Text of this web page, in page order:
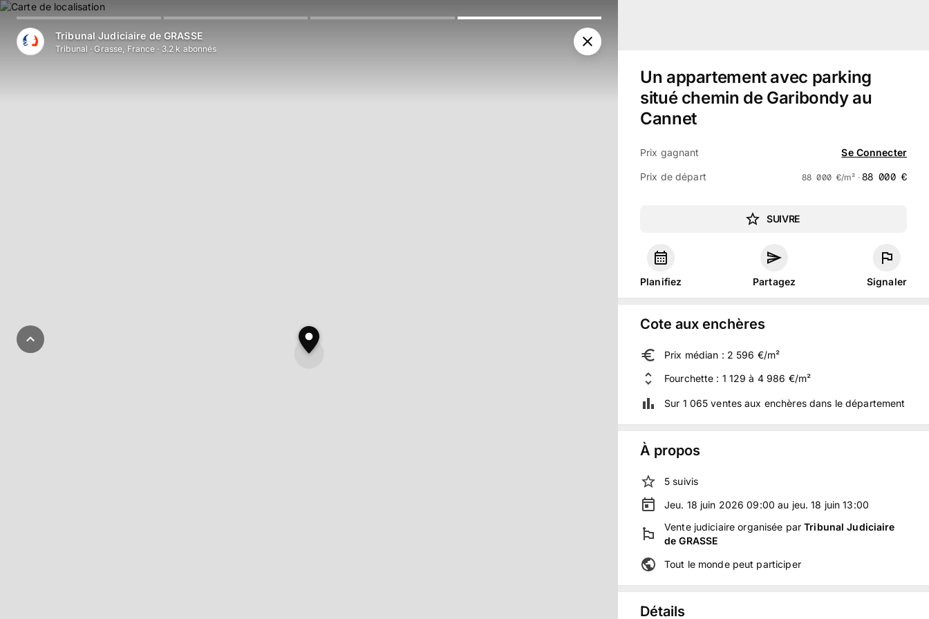
Tribunal Judiciaire de GRASSE
Tribunal ·Grasse, France · 3.2 k abonnés
Un appartement avec parking
situé chemin de Garibondy au
Cannet
Prix gagnant Se Connecter
Prix de départ 88 000 €/m² · 88 000 €
SUIVRE
Planifiez Partagez Signaler
Cote aux enchères
Prix médian : 2 596 €/m²
Fourchette : 1 129 à 4 986 €/m²
Sur 1 065 ventes aux enchères dans le département
À propos
5 suivis
Jeu. 18 juin 2026 09:00 au jeu. 18 juin 13:00
Vente judiciaire organisée parTribunal Judiciaire
de GRASSE
Tout le monde peut participer
Détails